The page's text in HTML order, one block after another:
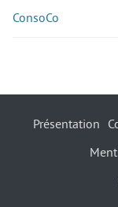
ConsoCo
Présentation